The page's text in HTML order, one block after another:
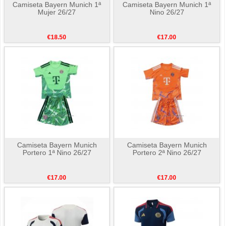
Camiseta Bayern Munich 1ª
Mujer 26/27
€18.50
Camiseta Bayern Munich 1ª
Nino 26/27
€17.00
Camiseta Bayern Munich
Portero 1ª Nino 26/27
€17.00
Camiseta Bayern Munich
Portero 2ª Nino 26/27
€17.00